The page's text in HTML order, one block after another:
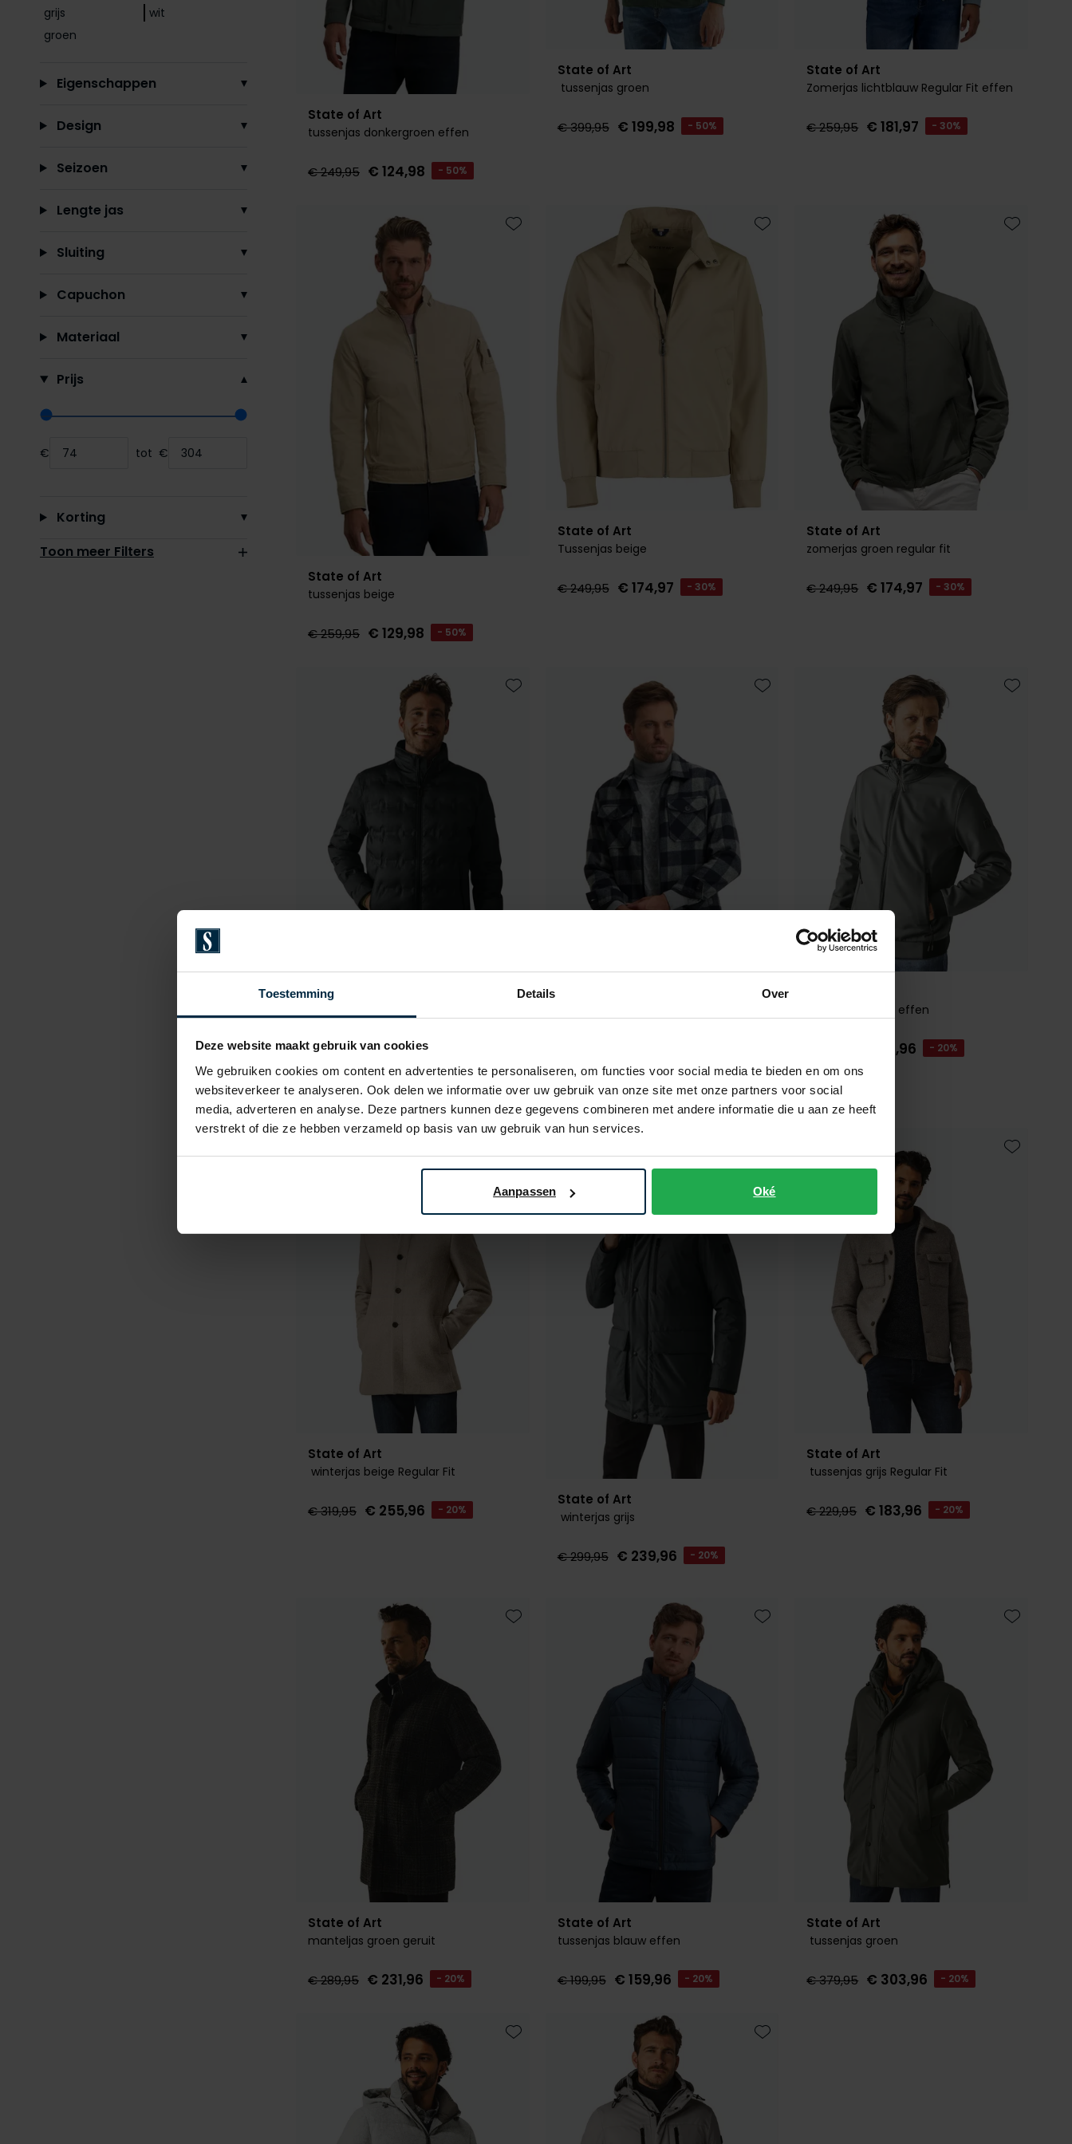
Toestemming Details Over
Deze website maakt gebruik van cookies
We gebruiken cookies om content en advertenties te personaliseren, om functies voor social media te bieden en om ons
websiteverkeer te analyseren. Ook delen we informatie over uw gebruik van onze site met onze partners voor social
media, adverteren en analyse. Deze partners kunnen deze gegevens combineren met andere informatie die u aan ze heeft
verstrekt of die ze hebben verzameld op basis van uw gebruik van hun services.
Aanpassen Oké
grijs
wit
groen
Eigenschappen
Design
Seizoen
Lengte jas
Sluiting
Capuchon
Materiaal
Prijs
Range slider min value
Range slider max value
€ tot €
Korting
Toon meer Filters
State of Art
tussenjas donkergroen effen
€ 249,95 € 124,98 - 50%
State of Art
tussenjas groen
€ 399,95 € 199,98 - 50%
State of Art
Zomerjas lichtblauw Regular Fit effen
€ 259,95 € 181,97 - 30%
State of Art
tussenjas beige
€ 259,95 € 129,98 - 50%
Toevoegen aan favorieten
State of Art
Tussenjas beige
€ 249,95 € 174,97 - 30%
Toevoegen aan favorieten
State of Art
zomerjas groen regular fit
€ 249,95 € 174,97 - 30%
State of Art
winterjas zwart wijde fit polyester
effen rits
€ 239,95 € 119,98 - 50%
Toevoegen aan favorieten
€ 149,95 € 74,98 - 50%
Toevoegen aan favorieten
tussenjas groen effen
€ 151,96 - 20%
State of Art
winterjas beige Regular Fit
€ 319,95 € 255,96 - 20%
Toevoegen aan favorieten
State of Art
winterjas grijs
€ 299,95 € 239,96 - 20%
Toevoegen aan favorieten
State of Art
tussenjas grijs Regular Fit
€ 229,95 € 183,96 - 20%
State of Art
manteljas groen geruit
€ 289,95 € 231,96 - 20%
Toevoegen aan favorieten
State of Art
tussenjas blauw effen
€ 199,95 € 159,96 - 20%
Toevoegen aan favorieten
State of Art
tussenjas groen
€ 379,95 € 303,96 - 20%
Toevoegen aan favorieten